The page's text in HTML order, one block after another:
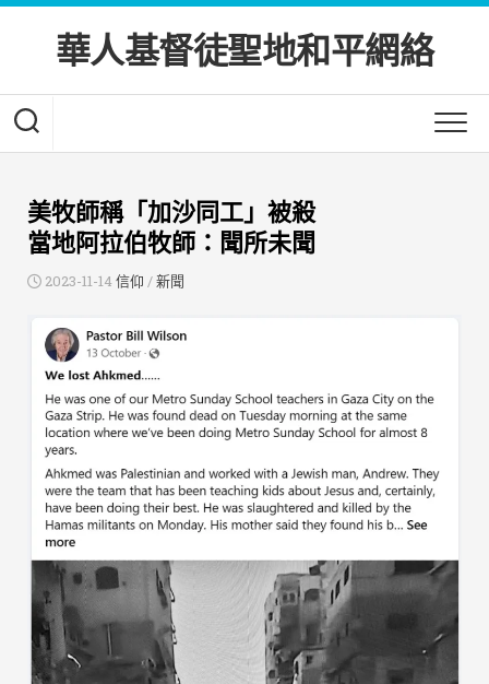
Skip
content華人基督徒聖地和平網絡
美牧師稱「加沙同工」被殺
當地阿拉伯牧師：聞所未聞
2023-11-14 信仰 /新聞